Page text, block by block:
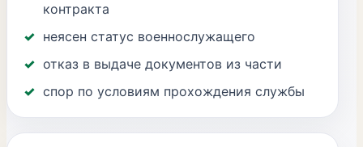
контракта
неясен статус военнослужащего
отказ в выдаче документов из части
спор по условиям прохождения службы